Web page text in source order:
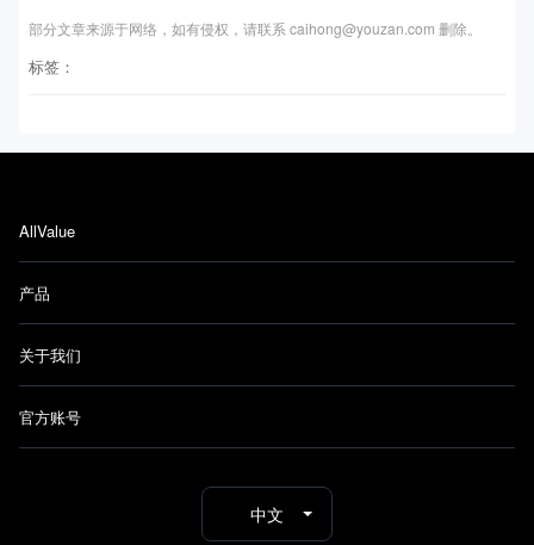
部分文章来源于网络，如有侵权，请联系 caihong@youzan.com 删除。
标签：
AllValue
产品
关于我们
官方账号
中文